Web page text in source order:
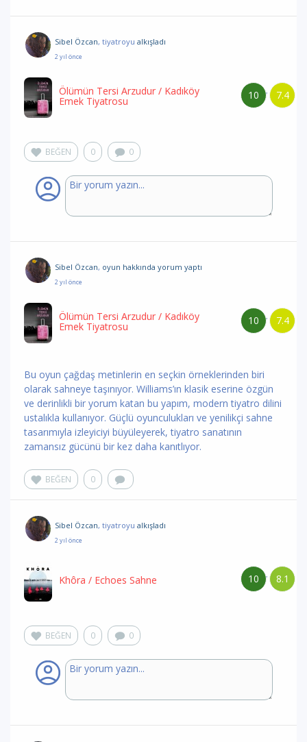
Sibel Özcan, tiyatroyu alkışladı
2 yıl önce
7.4
/
10
Ölümün Tersi Arzudur / Kadıköy
Emek Tiyatrosu
BEĞEN 0 0
Sibel Özcan, oyun hakkında yorum yaptı
2 yıl önce
7.4
/
10
Ölümün Tersi Arzudur / Kadıköy
Emek Tiyatrosu
Bu oyun çağdaş metinlerin en seçkin örneklerinden biri
olarak sahneye taşınıyor. Williams’ın klasik eserine özgün
ve derinlikli bir yorum katan bu yapım, modern tiyatro dilini
ustalıkla kullanıyor. Güçlü oyunculukları ve yenilikçi sahne
tasarımıyla izleyiciyi büyüleyerek, tiyatro sanatının
zamansız gücünü bir kez daha kanıtlıyor.
BEĞEN 0
Sibel Özcan, tiyatroyu alkışladı
2 yıl önce
8.1
/
10
Khôra / Echoes Sahne
BEĞEN 0 0